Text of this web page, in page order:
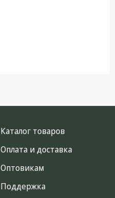
Каталог товаров
Оплата и доставка
Оптовикам
Поддержка